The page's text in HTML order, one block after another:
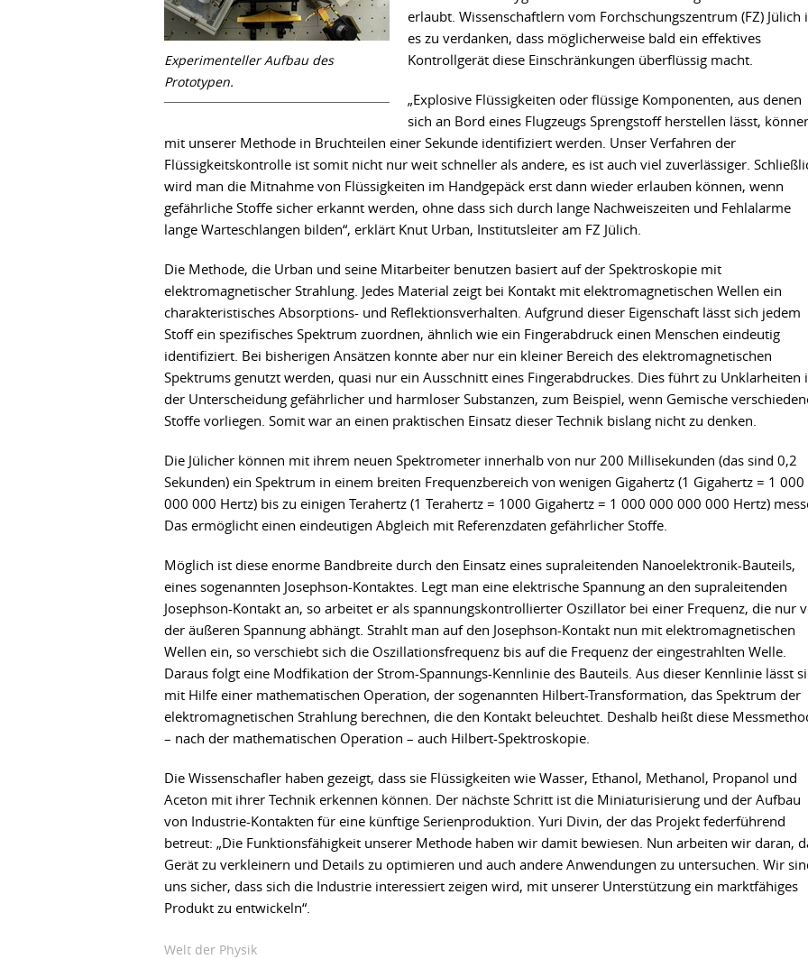
Experimenteller Aufbau des
Prototypen.
erlaubt. Wissenschaftlern vom Forchschungszentrum (FZ) Jülich
es zu verdanken, dass möglicherweise bald ein effektives
Kontrollgerät diese Einschränkungen überflüssig macht.
„Explosive Flüssigkeiten oder flüssige Komponenten, aus denen
sich an Bord eines Flugzeugs Sprengstoff herstellen lässt,
mit unserer Methode in Bruchteilen einer Sekunde identifiziert werden. Unser Verfahren der
Flüssigkeitskontrolle ist somit nicht nur weit schneller als andere, es ist auch viel zuverlässiger.
wird man die Mitnahme von Flüssigkeiten im Handgepäck erst dann wieder erlauben können, wenn
gefährliche Stoffe sicher erkannt werden, ohne dass sich durch lange Nachweiszeiten und Fehlalarme
lange Warteschlangen bilden“, erklärt Knut Urban, Institutsleiter am FZ Jülich.
Die Methode, die Urban und seine Mitarbeiter benutzen basiert auf der Spektroskopie mit
elektromagnetischer Strahlung. Jedes Material zeigt bei Kontakt mit elektromagnetischen Wellen ein
charakteristisches Absorptions- und Reflektionsverhalten. Aufgrund dieser Eigenschaft lässt sich jedem
Stoff ein spezifisches Spektrum zuordnen, ähnlich wie ein Fingerabdruck einen Menschen eindeutig
identifiziert. Bei bisherigen Ansätzen konnte aber nur ein kleiner Bereich des elektromagnetischen
Spektrums genutzt werden, quasi nur ein Ausschnitt eines Fingerabdruckes. Dies führt zu Unklarheiten
der Unterscheidung gefährlicher und harmloser Substanzen, zum Beispiel, wenn Gemische
Stoffe vorliegen. Somit war an einen praktischen Einsatz dieser Technik bislang nicht zu denken.
Die Jülicher können mit ihrem neuen Spektrometer innerhalb von nur 200 Millisekunden (das sind 0,2
Sekunden) ein Spektrum in einem breiten Frequenzbereich von wenigen Gigahertz (1 Gigahertz = 1 000
000 000 Hertz) bis zu einigen Terahertz (1 Terahertz = 1000 Gigahertz = 1 000 000 000 000 Hertz)
Das ermöglicht einen eindeutigen Abgleich mit Referenzdaten gefährlicher Stoffe.
Möglich ist diese enorme Bandbreite durch den Einsatz eines supraleitenden Nanoelektronik-Bauteils,
eines sogenannten Josephson-Kontaktes. Legt man eine elektrische Spannung an den supraleitenden
Josephson-Kontakt an, so arbeitet er als spannungskontrollierter Oszillator bei einer Frequenz, die nur
der äußeren Spannung abhängt. Strahlt man auf den Josephson-Kontakt nun mit elektromagnetischen
Wellen ein, so verschiebt sich die Oszillationsfrequenz bis auf die Frequenz der eingestrahlten Welle.
Daraus folgt eine Modfikation der Strom-Spannungs-Kennlinie des Bauteils. Aus dieser Kennlinie lässt
mit Hilfe einer mathematischen Operation, der sogenannten Hilbert-Transformation, das Spektrum der
elektromagnetischen Strahlung berechnen, die den Kontakt beleuchtet. Deshalb heißt diese
­­­­­­­– nach der mathematischen Operation – auch Hilbert-Spektroskopie.
Die Wissenschafler haben gezeigt, dass sie Flüssigkeiten wie Wasser, Ethanol, Methanol, Propanol und
Aceton mit ihrer Technik erkennen können. Der nächste Schritt ist die Miniaturisierung und der Aufbau
von Industrie-Kontakten für eine künftige Serienproduktion. Yuri Divin, der das Projekt federführend
betreut: „Die Funktionsfähigkeit unserer Methode haben wir damit bewiesen. Nun arbeiten wir daran,
Gerät zu verkleinern und Details zu optimieren und auch andere Anwendungen zu untersuchen. Wir
uns sicher, dass sich die Industrie interessiert zeigen wird, mit unserer Unterstützung ein marktfähiges
Produkt zu entwickeln“.
Welt der Physik